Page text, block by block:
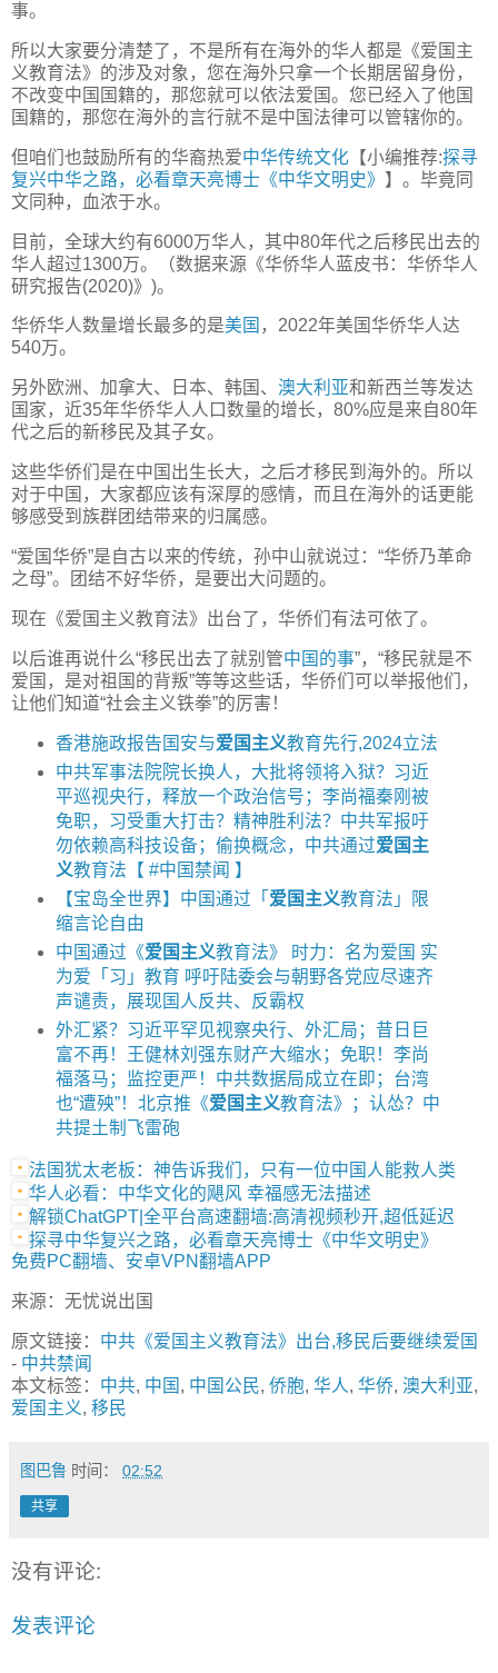
事。
所以大家要分清楚了，不是所有在海外的华人都是《爱国主
义教育法》的涉及对象，您在海外只拿一个长期居留身份，
不改变中国国籍的，那您就可以依法爱国。您已经入了他国
国籍的，那您在海外的言行就不是中国法律可以管辖你的。
但咱们也鼓励所有的华裔热爱中华传统文化 【小编推荐:探寻
复兴中华之路，必看章天亮博士《中华文明史》 】。毕竟同
文同种，血浓于水。
目前，全球大约有6000万华人，其中80年代之后移民出去的
华人超过1300万。（数据来源《华侨华人蓝皮书：华侨华人
研究报告(2020)》)。
华侨华人数量增长最多的是美国 ，2022年美国华侨华人达
540万。
另外欧洲、加拿大、日本、韩国、 澳大利亚和新西兰等发达
国家，近35年华侨华人人口数量的增长，80%应是来自80年
代之后的新移民及其子女。
这些华侨们是在中国出生长大，之后才移民到海外的。所以
对于中国，大家都应该有深厚的感情，而且在海外的话更能
够感受到族群团结带来的归属感。
“爱国华侨”是自古以来的传统，孙中山就说过：“华侨乃革命
之母”。团结不好华侨，是要出大问题的。
现在《爱国主义教育法》出台了，华侨们有法可依了。
以后谁再说什么“移民出去了就别管中国的事”，“移民就是不
爱国，是对祖国的背叛”等等这些话，华侨们可以举报他们，
让他们知道“社会主义铁拳”的厉害！
香港施政报告国安与爱国主义教育先行,2024立法
中共军事法院院长换人，大批将领将入狱？习近
平巡视央行，释放一个政治信号；李尚福秦刚被
免职，习受重大打击？精神胜利法？中共军报吁
勿依赖高科技设备；偷换概念，中共通过爱国主
义教育法【 #中国禁闻 】
【宝岛全世界】中国通过「 爱国主义教育法」限
缩言论自由
中国通过《爱国主义教育法》 时力：名为爱国 实
为爱「习」教育 呼吁陆委会与朝野各党应尽速齐
声谴责，展现国人反共、反霸权
外汇紧？习近平罕见视察央行、外汇局；昔日巨
富不再！王健林刘强东财产大缩水；免职！李尚
福落马；监控更严！中共数据局成立在即；台湾
也“遭殃”！北京推《爱国主义教育法》；认怂？中
共提土制飞雷砲
法国犹太老板：神告诉我们，只有一位中国人能救人类
华人必看：中华文化的飓风 幸福感无法描述
解锁ChatGPT|全平台高速翻墙:高清视频秒开,超低延迟
探寻中华复兴之路，必看章天亮博士《中华文明史》
免费PC翻墙、安卓VPN翻墙APP
来源：无忧说出国
原文链接： 中共《爱国主义教育法》出台,移民后要继续爱国
- 中共禁闻
本文标签： 中共, 中国 , 中国公民, 侨胞, 华人, 华侨, 澳大利亚,
爱国主义, 移民
图巴鲁 时间： 02:52
共享
没有评论:
发表评论